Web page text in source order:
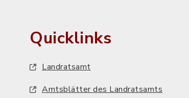
Quicklinks
Landratsamt
Amtsblätter des Landratsamts